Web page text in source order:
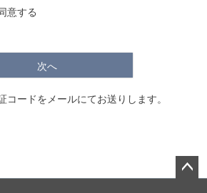
意する
次へ
コードをメールにてお送りします。